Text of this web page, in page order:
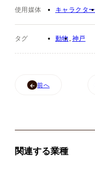
使用媒体 キャラクター
タグ 動物 神戸
前へ
関連する業種